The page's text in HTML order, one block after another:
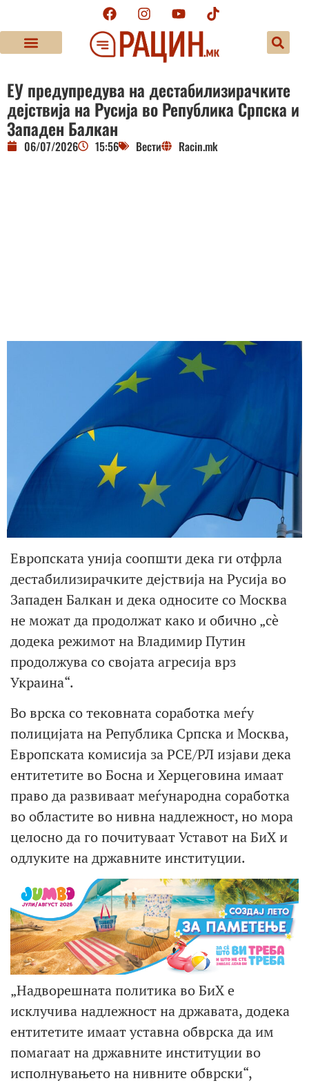
ЕУ предупредува на дестабилизирачките
дејствија на Русија во Република Српска и
Западен Балкан
06/07/2026 15:56 Вести Racin.mk
Европската унија соопшти дека ги отфрла
дестабилизирачките дејствија на Русија во
Западен Балкан и дека односите со Москва
не можат да продолжат како и обично „сè
додека режимот на Владимир Путин
продолжува со својата агресија врз
Украина“.
Во врска со тековната соработка меѓу
полицијата на Република Српска и Москва,
Европската комисија за РСЕ/РЛ изјави дека
ентитетите во Босна и Херцеговина имаат
право да развиваат меѓународна соработка
во областите во нивна надлежност, но мора
целосно да го почитуваат Уставот на БиХ и
одлуките на државните институции.
„Надворешната политика во БиХ е
исклучива надлежност на државата, додека
ентитетите имаат уставна обврска да им
помагаат на државните институции во
исполнувањето на нивните обврски“,